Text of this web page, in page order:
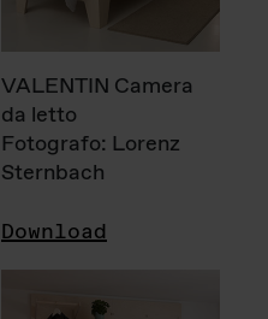
VALENTIN Camera
da letto
Fotografo: Lorenz
Sternbach
Download